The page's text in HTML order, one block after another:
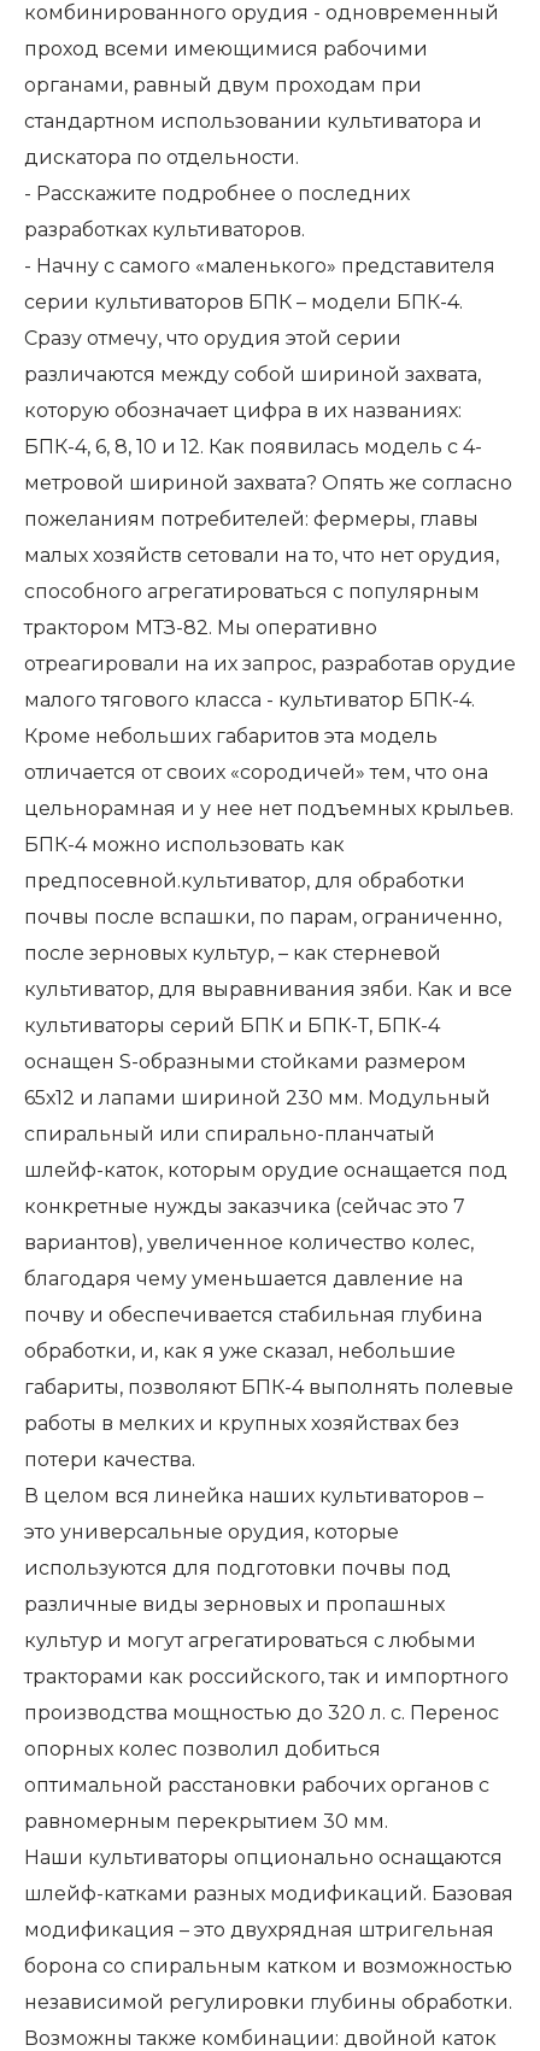
комбинированного орудия - одновременный
проход всеми имеющимися рабочими
органами, равный двум проходам при
стандартном использовании культиватора и
дискатора по отдельности.
- Расскажите подробнее о последних
разработках культиваторов.
- Начну с самого «маленького» представителя
серии культиваторов БПК – модели БПК-4.
Сразу отмечу, что орудия этой серии
различаются между собой шириной захвата,
которую обозначает цифра в их названиях:
БПК-4, 6, 8, 10 и 12. Как появилась модель с 4-
метровой шириной захвата? Опять же согласно
пожеланиям потребителей: фермеры, главы
малых хозяйств сетовали на то, что нет орудия,
способного агрегатироваться с популярным
трактором МТЗ-82. Мы оперативно
отреагировали на их запрос, разработав орудие
малого тягового класса - культиватор БПК-4.
Кроме небольших габаритов эта модель
отличается от своих «сородичей» тем, что она
цельнорамная и у нее нет подъемных крыльев.
БПК-4 можно использовать как
предпосевной.культиватор, для обработки
почвы после вспашки, по парам, ограниченно,
после зерновых культур, – как стерневой
культиватор, для выравнивания зяби. Как и все
культиваторы серий БПК и БПК-Т, БПК-4
оснащен S-образными стойками размером
65х12 и лапами шириной 230 мм. Модульный
спиральный или спирально-планчатый
шлейф-каток, которым орудие оснащается под
конкретные нужды заказчика (сейчас это 7
вариантов), увеличенное количество колес,
благодаря чему уменьшается давление на
почву и обеспечивается стабильная глубина
обработки, и, как я уже сказал, небольшие
габариты, позволяют БПК-4 выполнять полевые
работы в мелких и крупных хозяйствах без
потери качества.
В целом вся линейка наших культиваторов –
это универсальные орудия, которые
используются для подготовки почвы под
различные виды зерновых и пропашных
культур и могут агрегатироваться с любыми
тракторами как российского, так и импортного
производства мощностью до 320 л. с. Перенос
опорных колес позволил добиться
оптимальной расстановки рабочих органов с
равномерным перекрытием 30 мм.
Наши культиваторы опционально оснащаются
шлейф-катками разных модификаций. Базовая
модификация – это двухрядная штригельная
борона со спиральным катком и возможностью
независимой регулировки глубины обработки.
Возможны также комбинации: двойной каток